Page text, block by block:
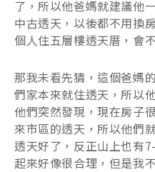
了，所以他爸媽就建議他
中古透天，以後都不用換
個人住五層樓透天厝，會
那我未看先猜，這個爸媽
們家本來就住透天，所以
他們突然發現，現在房子
來市區的透天，所以他們
透天好了，反正山上也有
起來好像很合理，但是我